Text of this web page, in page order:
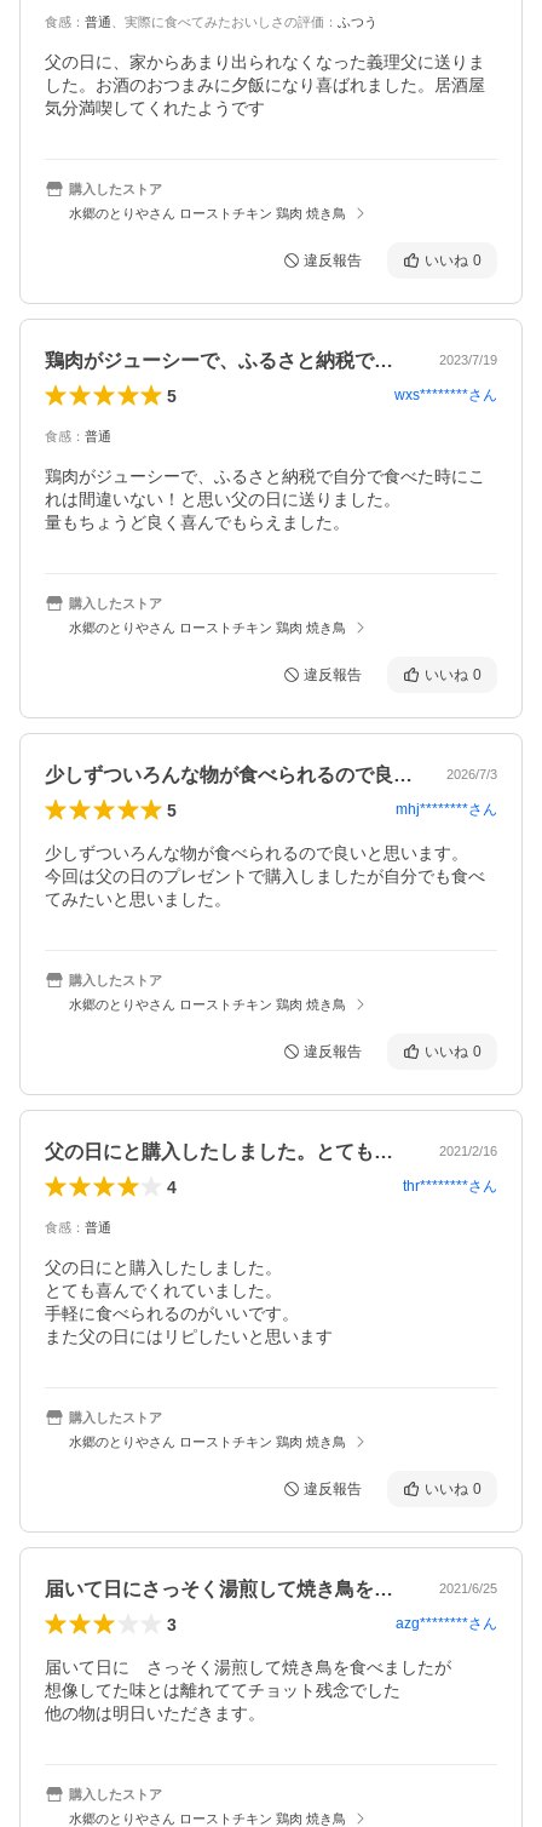
食感 ： 普通 実際に食べてみたおいしさの評価 ： ふつう
父の日に、家からあまり出られなくなった義理父に送りま
した。お酒のおつまみに夕飯になり喜ばれました。居酒屋
気分満喫してくれたようです
購入したストア
水郷のとりやさん ローストチキン 鶏肉 焼き鳥
違反報告 いいね 0
鶏肉がジューシーで、ふるさと納税で自分… 2023/7/19
5 wxs********さん
食感 ： 普通
鶏肉がジューシーで、ふるさと納税で自分で食べた時にこ
れは間違いない！と思い父の日に送りました。
量もちょうど良く喜んでもらえました。
購入したストア
水郷のとりやさん ローストチキン 鶏肉 焼き鳥
違反報告 いいね 0
少しずついろんな物が食べられるので良い… 2026/7/3
5 mhj********さん
少しずついろんな物が食べられるので良いと思います。
今回は父の日のプレゼントで購入しましたが自分でも食べ
てみたいと思いました。
購入したストア
水郷のとりやさん ローストチキン 鶏肉 焼き鳥
違反報告 いいね 0
父の日にと購入したしました。とても喜ん… 2021/2/16
4 thr********さん
食感 ： 普通
父の日にと購入したしました。
とても喜んでくれていました。
手軽に食べられるのがいいです。
また父の日にはリピしたいと思います
購入したストア
水郷のとりやさん ローストチキン 鶏肉 焼き鳥
違反報告 いいね 0
届いて日にさっそく湯煎して焼き鳥を食べ… 2021/6/25
3 azg********さん
届いて日に　さっそく湯煎して焼き鳥を食べましたが
想像してた味とは離れててチョット残念でした
他の物は明日いただきます。
購入したストア
水郷のとりやさん ローストチキン 鶏肉 焼き鳥